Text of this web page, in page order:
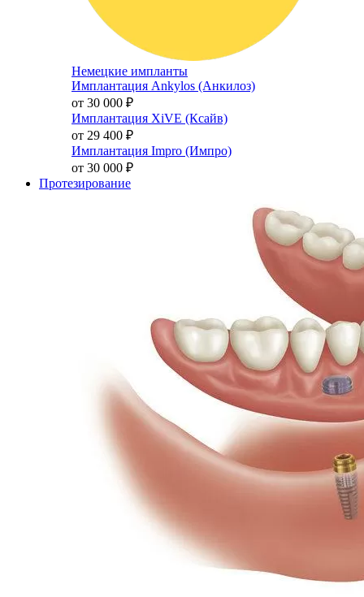
Немецкие импланты
Имплантация Ankylos (Анкилоз)
от 30 000 ₽
Имплантация XiVE (Ксайв)
от 29 400 ₽
Имплантация Impro (Импро)
от 30 000 ₽
Протезирование